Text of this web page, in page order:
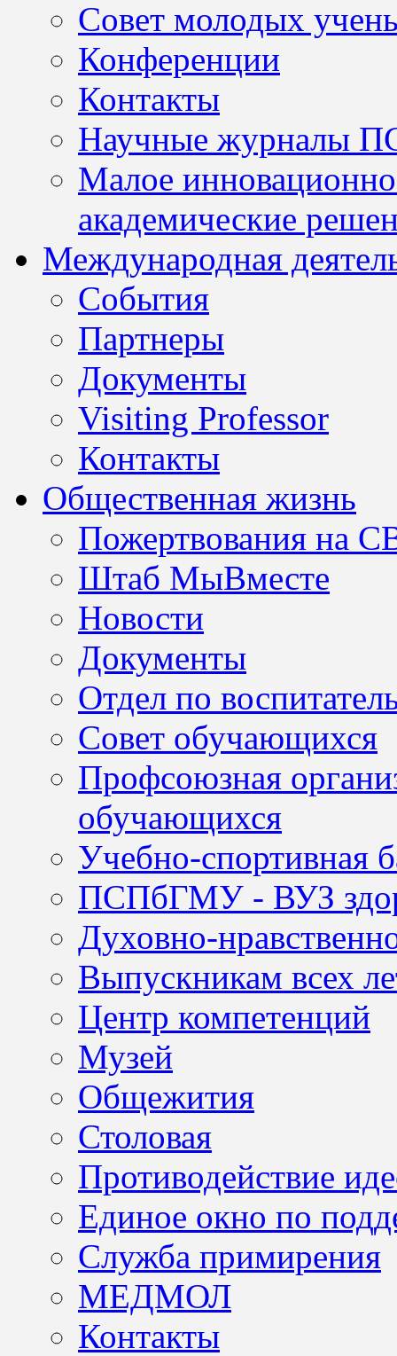
Совет молодых
Конференции
Контакты
Научные журналы
Малое
академические
Международная
События
Партнеры
Документы
Visiting Professor
Контакты
Общественная жизнь
Пожертвования на
Штаб МыВместе
Новости
Документы
Отдел по
Совет обучающихся
Профсоюзная
обучающихся
Учебно-спортивная
ПСПбГМУ - ВУЗ
Духовно-
Выпускникам всех
Центр компетенций
Музей
Общежития
Столовая
Противодействие
Единое окно по
Служба примирения
МЕДМОЛ
Контакты